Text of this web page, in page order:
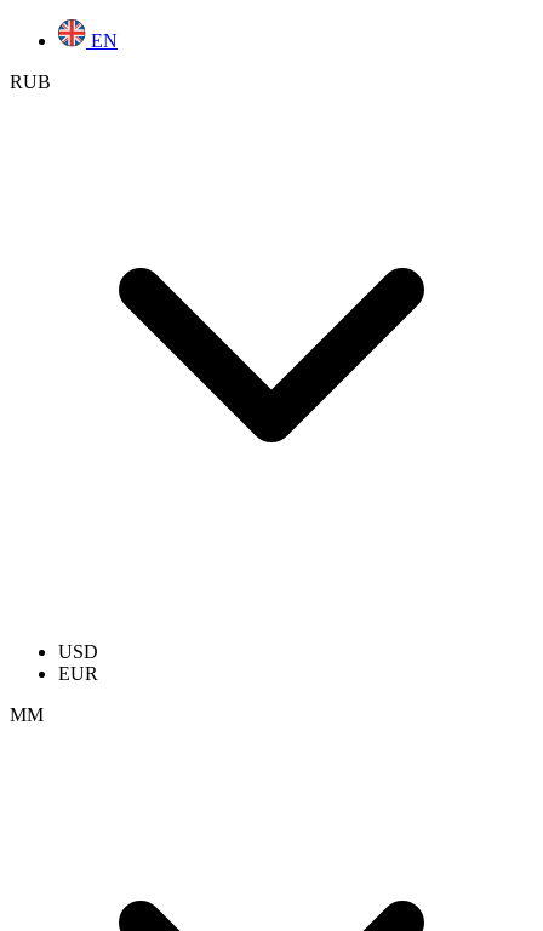
EN
RUB
USD
EUR
ММ